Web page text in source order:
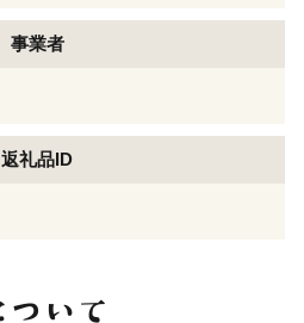
事業者
返礼品ID